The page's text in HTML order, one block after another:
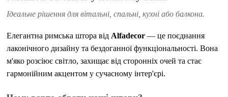
Ідеальне рішення для вітальні, спальні, кухні або балкона.
Елегантна римська штора від Alfadecor — це поєднання
лаконічного дизайну та бездоганної функціональності. Вона
м'яко розсіює світло, захищає від сторонніх очей та стає
гармонійним акцентом у сучасному інтер'єрі.